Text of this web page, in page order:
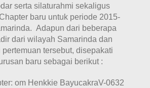
serta silaturahmi sekaligus
baru untuk periode 2015-
Adapun dari beberapa
dari wilayah Samarinda dan
tersebut, disepakati
baru sebagai berikut :
om Henkkie BayucakraV-0632